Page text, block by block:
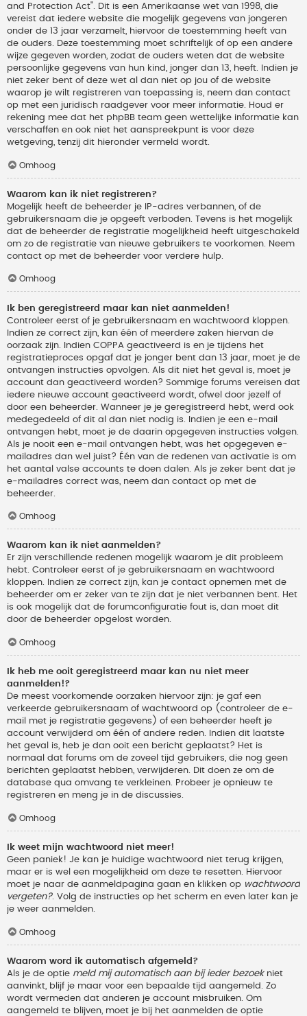
and Protection Act". Dit is een Amerikaanse wet van 1998, die
vereist dat iedere website die mogelijk gegevens van jongeren
onder de 13 jaar verzamelt, hiervoor de toestemming heeft van
de ouders. Deze toestemming moet schriftelijk of op een andere
wijze gegeven worden, zodat de ouders weten dat de website
persoonlijke gegevens van hun kind, jonger dan 13, heeft. Indien je
niet zeker bent of deze wet al dan niet op jou of de website
waarop je wilt registreren van toepassing is, neem dan contact
op met een juridisch raadgever voor meer informatie. Houd er
rekening mee dat het phpBB team geen wettelijke informatie kan
verschaffen en ook niet het aanspreekpunt is voor deze
wetgeving, tenzij dit hieronder vermeld wordt.
Omhoog
Waarom kan ik niet registreren?
Mogelijk heeft de beheerder je IP-adres verbannen, of de
gebruikersnaam die je opgeeft verboden. Tevens is het mogelijk
dat de beheerder de registratie mogelijkheid heeft uitgeschakeld
om zo de registratie van nieuwe gebruikers te voorkomen. Neem
contact op met de beheerder voor verdere hulp.
Omhoog
Ik ben geregistreerd maar kan niet aanmelden!
Controleer eerst of je gebruikersnaam en wachtwoord kloppen.
Indien ze correct zijn, kan één of meerdere zaken hiervan de
oorzaak zijn. Indien COPPA geactiveerd is en je tijdens het
registratieproces opgaf dat je jonger bent dan 13 jaar, moet je de
ontvangen instructies opvolgen. Als dit niet het geval is, moet je
account dan geactiveerd worden? Sommige forums vereisen dat
iedere nieuwe account geactiveerd wordt, ofwel door jezelf of
door een beheerder. Wanneer je je geregistreerd hebt, werd ook
medegedeeld of dit al dan niet nodig is. Indien je een e-mail
ontvangen hebt, moet je de daarin opgegeven instructies volgen.
Als je nooit een e-mail ontvangen hebt, was het opgegeven e-
mailadres dan wel juist? Één van de redenen van activatie is om
het aantal valse accounts te doen dalen. Als je zeker bent dat je
e-mailadres correct was, neem dan contact op met de
beheerder.
Omhoog
Waarom kan ik niet aanmelden?
Er zijn verschillende redenen mogelijk waarom je dit probleem
hebt. Controleer eerst of je gebruikersnaam en wachtwoord
kloppen. Indien ze correct zijn, kan je contact opnemen met de
beheerder om er zeker van te zijn dat je niet verbannen bent. Het
is ook mogelijk dat de forumconfiguratie fout is, dan moet dit
door de beheerder opgelost worden.
Omhoog
Ik heb me ooit geregistreerd maar kan nu niet meer
aanmelden!?
De meest voorkomende oorzaken hiervoor zijn: je gaf een
verkeerde gebruikersnaam of wachtwoord op (controleer de e-
mail met je registratie gegevens) of een beheerder heeft je
account verwijderd om één of andere reden. Indien dit laatste
het geval is, heb je dan ooit een bericht geplaatst? Het is
normaal dat forums om de zoveel tijd gebruikers, die nog geen
berichten geplaatst hebben, verwijderen. Dit doen ze om de
database qua omvang te verkleinen. Probeer je opnieuw te
registreren en meng je in de discussies.
Omhoog
Ik weet mijn wachtwoord niet meer!
Geen paniek! Je kan je huidige wachtwoord niet terug krijgen,
maar er is wel een mogelijkheid om deze te resetten. Hiervoor
moet je naar de aanmeldpagina gaan en klikken op wachtwoord
vergeten?. Volg de instructies op het scherm en even later kan je
je weer aanmelden.
Omhoog
Waarom word ik automatisch afgemeld?
Als je de optie meld mij automatisch aan bij ieder bezoekniet
aanvinkt, blijf je maar voor een bepaalde tijd aangemeld. Zo
wordt vermeden dat anderen je account misbruiken. Om
aangemeld te blijven, moet je bij het aanmelden de optie